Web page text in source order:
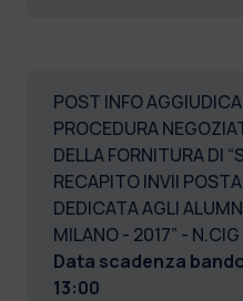
POST INFO
PROCEDURA
DELLA FORNITURA DI
RECAPITO INVII
DEDICATA AGLI
MILANO - 2017” -
Data scadenza
13:00